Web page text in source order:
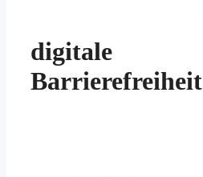
digitale
Barrierefreiheit